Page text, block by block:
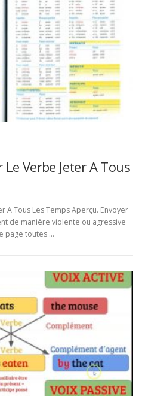
Verbe Jeter A Tous
A Tous Les Temps Aperçu. Envoyer
de manière violente ou agressive
page toutes …